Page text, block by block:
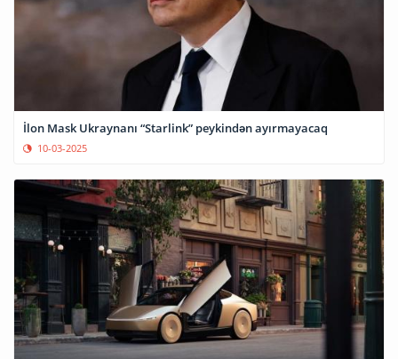
İlon Mask Ukraynanı “Starlink” peykindən ayırmayacaq
10-03-2025